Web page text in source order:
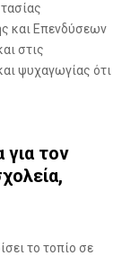
και Επενδύσεων
στις
ψυχαγωγίας ότι
τον
το τοπίο σε